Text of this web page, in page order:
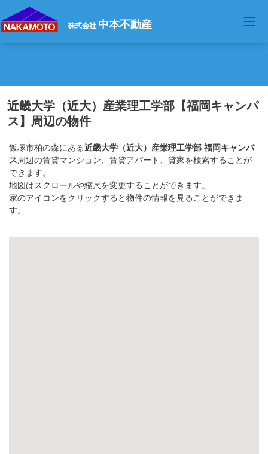
株式会社 中本不動産
近畿大学（近大）産業理工学部【福岡キャンパ
ス】周辺の物件
飯塚市柏の森にある近畿大学（近大）産業理工学部 福岡キャンパ
ス周辺の賃貸マンション、賃貸アパート、貸家を検索することが
できます。
地図はスクロールや縮尺を変更することができます。
家のアイコンをクリックすると物件の情報を見ることができま
す。